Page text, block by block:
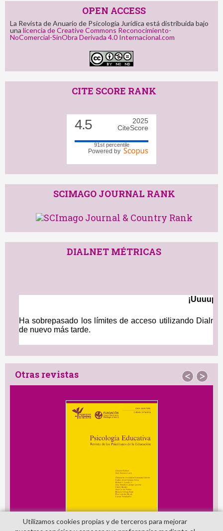
OPEN ACCESS
La Revista de Anuario de Psicología Jurídica está distribuida bajo
una licencia de Creative Commons Reconocimiento-
NoComercial-SinObra Derivada 4.0 Internacional.com
CITE SCORE RANK
4.5
2025
CiteScore
91st percentile
Powered by
SCIMAGO JOURNAL RANK
DIALNET MÉTRICAS
Otras revistas < >
Utilizamos cookies propias y de terceros para mejorar